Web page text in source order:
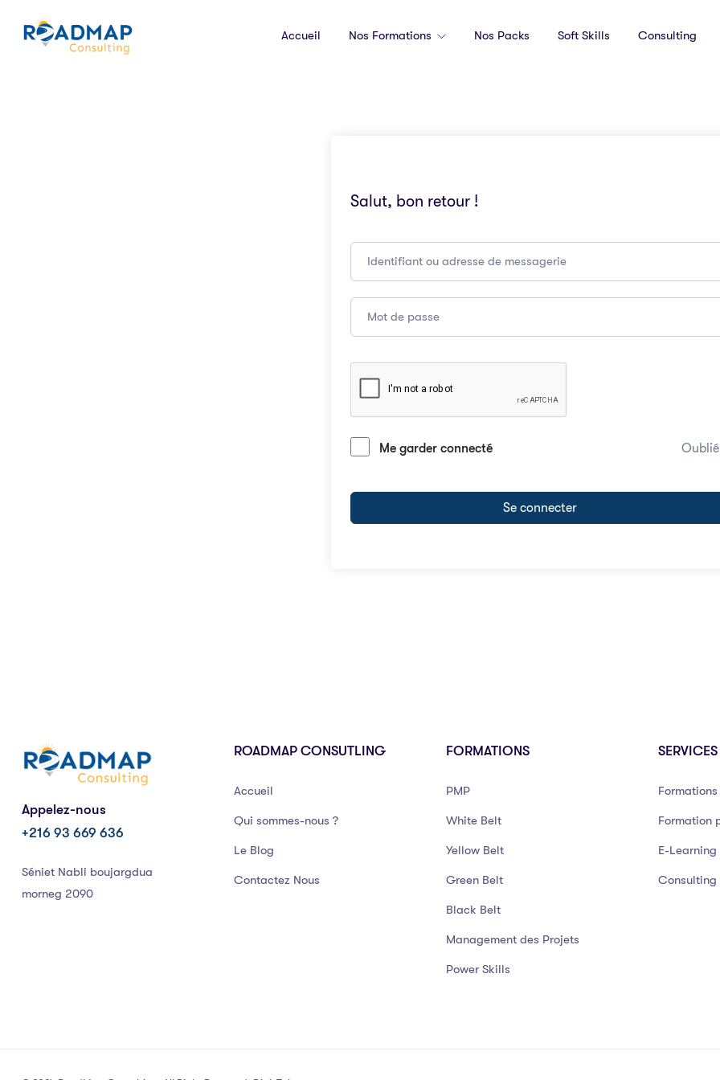
Accueil Nos Formations Nos Packs Soft Skills Consulting
Salut, bon retour !
Me garder connecté
Se connecter
Appelez-nous
+216 93 669 636
Séniet Nabli boujargdua
morneg 2090
ROADMAP CONSUTLING
Accueil
Qui sommes-nous ?
Le Blog
Contactez Nous
FORMATIONS
PMP
White Belt
Yellow Belt
Green Belt
Black Belt
Management des Projets
Power Skills
SERVICES
Formation
E-Learning
Consulting